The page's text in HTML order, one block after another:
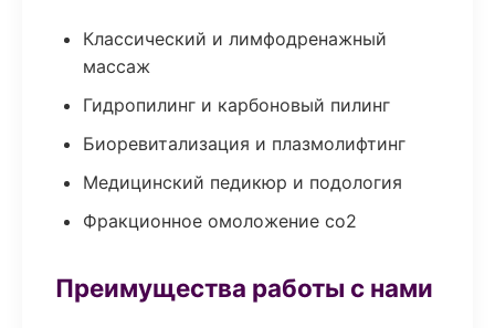
Классический и лимфодренажный
массаж
Гидропилинг и карбоновый пилинг
Биоревитализация и плазмолифтинг
Медицинский педикюр и подология
Фракционное омоложение co2
Преимущества работы с нами